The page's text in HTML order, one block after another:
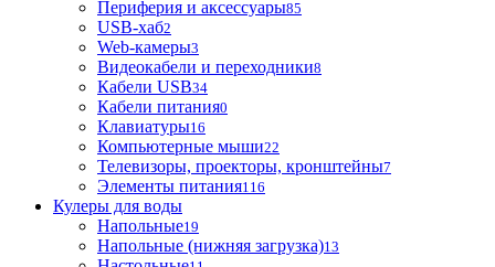
Периферия и аксессуары85
USB-хаб2
Web-камеры3
Видеокабели и переходники8
Кабели USB34
Кабели питания0
Клавиатуры16
Компьютерные мыши22
Телевизоры, проекторы, кронштейны7
Элементы питания116
Кулеры для воды
Напольные19
Напольные (нижняя загрузка)13